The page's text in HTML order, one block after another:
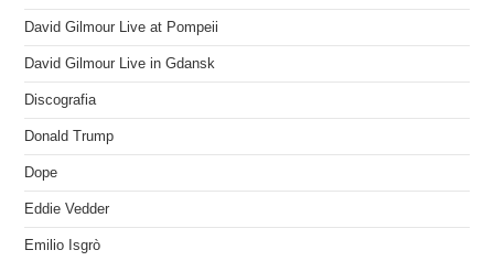
David Gilmour Live at Pompeii
David Gilmour Live in Gdansk
Discografia
Donald Trump
Dope
Eddie Vedder
Emilio Isgrò